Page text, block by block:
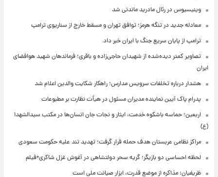
وینیسیوس در رئال مادرید ماندنی شد
معادله جدید در تنگه هرمز؛ توافق تهران و مسقط خارج از سناریوی ترامپ
ترامپ از پایان سریع جنگ با ایران خبر داد
تصاویر کمتر دیده‌شده از شهیدان حاجی‌زاده و باقری؛ فرماندهان شهید هوافضای
ایران
هشدار درباره تخلفات سرویس مدارس؛ راهکار شکایت والدین اعلام شد
پدرام پاک آیین نماینده مدیران مسئول در هیأت نظارت بر مطبوعات
اربعین؛ حماسه باشکوه خدمت، ایثار و نجات جان انسان‌ها در مکتب سیدالشهدا
(ع)
مراکز نظامی عربستان هدف حمله قرار گرفت؛ تهدید تند علیه حکومت سعودی
لحظه احساسی دو بازیگر؛ گریه سحر دولتشاهی در آغوش غزل شاکری+فیلم
ظریفیان: مذاکره از موضع قدرت، ابزار صیانت ملی است